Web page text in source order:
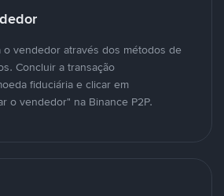
o vendedor através dos métodos de
Concluir a transação
fiduciária e clicar em
o vendedor" na Binance P2P.